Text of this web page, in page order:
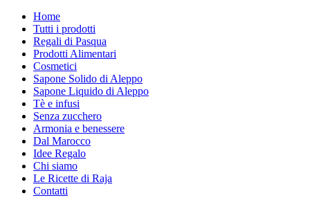
Home
Tutti i prodotti
Regali di Pasqua
Prodotti Alimentari
Cosmetici
Sapone Solido di Aleppo
Sapone Liquido di Aleppo
Tè e infusi
Senza zucchero
Armonia e benessere
Dal Marocco
Idee Regalo
Chi siamo
Le Ricette di Raja
Contatti